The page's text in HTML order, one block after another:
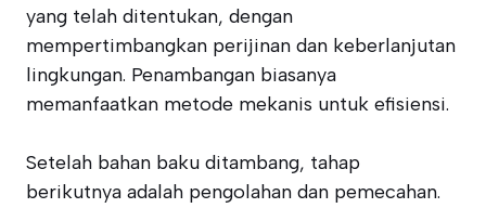
yang telah ditentukan, dengan
mempertimbangkan perijinan dan keberlanjutan
lingkungan. Penambangan biasanya
memanfaatkan metode mekanis untuk efisiensi.
Setelah bahan baku ditambang, tahap
berikutnya adalah pengolahan dan pemecahan.